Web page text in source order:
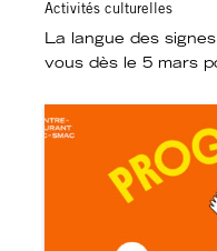
Activités culturelles
La langue des
vous dès le 5 mars